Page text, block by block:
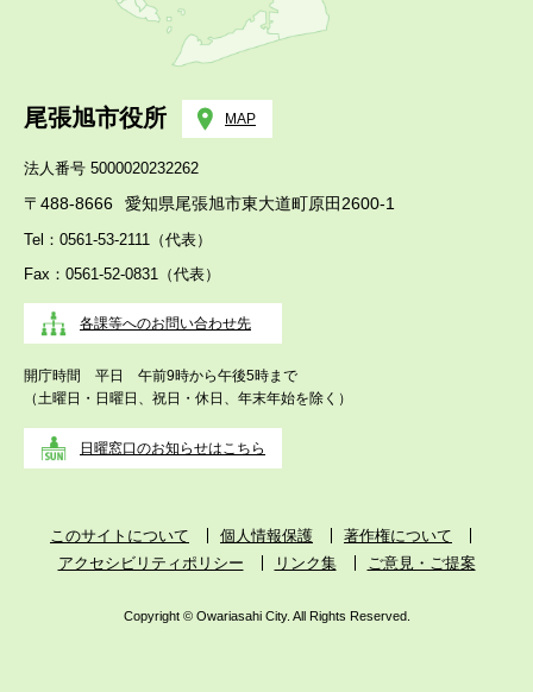
尾張旭市役所 MAP
法人番号 5000020232262
〒488-8666 愛知県尾張旭市東大道町原田2600-1
Tel：0561-53-2111（代表）
Fax：0561-52-0831（代表）
各課等へのお問い合わせ先
開庁時間 平日 午前9時から午後5時まで
（土曜日・日曜日、祝日・休日、年末年始を除く）
日曜窓口のお知らせはこちら
このサイトについて 個人情報保護
著作権について
アクセシビリティポリシー
リンク集 ご意見・ご提案
Copyright © Owariasahi City. All Rights Reserved.